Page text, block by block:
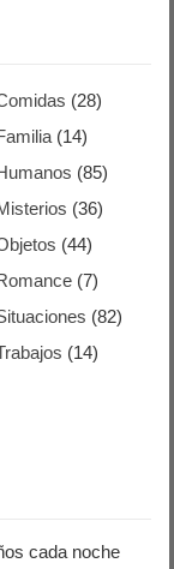
(28)
(14)
(85)
(36)
(44)
(7)
(82)
(14)
cada noche